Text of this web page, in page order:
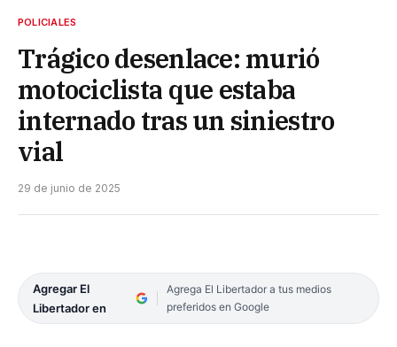
POLICIALES
Trágico desenlace: murió
motociclista que estaba
internado tras un siniestro
vial
29 de junio de 2025
Agregar El
Libertador en
Agrega El Libertador a tus medios
preferidos en Google